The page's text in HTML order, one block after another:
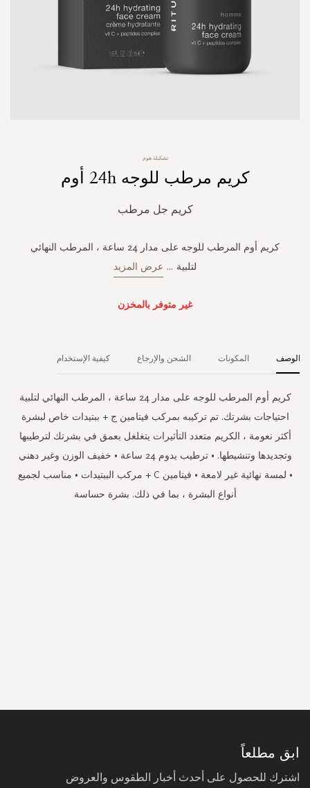
gallery
تشكيلة هوم
كريم مرطب للوجه 24h أوم
كريم جل مرطب
كريم أوم المرطب للوجه على مدار 24 ساعة ، المرطب النهائي
لتلبية ... عرض المزيد
غير متوفر بالمخزن
الوصف
كريم أوم المرطب للوجه على مدار 24 ساعة ، المرطب النهائي لتلبية
احتياجات بشرتك. تم تركيبه بمركب فيتامين ج + ببتيدات خاص لبشرة
أكثر نعومة ، الكريم متعدد التأثيرات يتغلغل بعمق في بشرتك لترطيبها
وتجديدها وتنشيطها. • ترطيب يدوم 24 ساعة • خفيف الوزن وغير دهني
• لمسة نهائية غير لامعة • فيتامين C + مركب الببتيدات • مناسب لجميع
أنواع البشرة ، بما في ذلك. بشرة حساسة
المكونات الشحن والإرجاع كيفية الإستخدام
ابق مطلعاً
اشترك للحصول على أحدث أخبار الطقوس والعروض